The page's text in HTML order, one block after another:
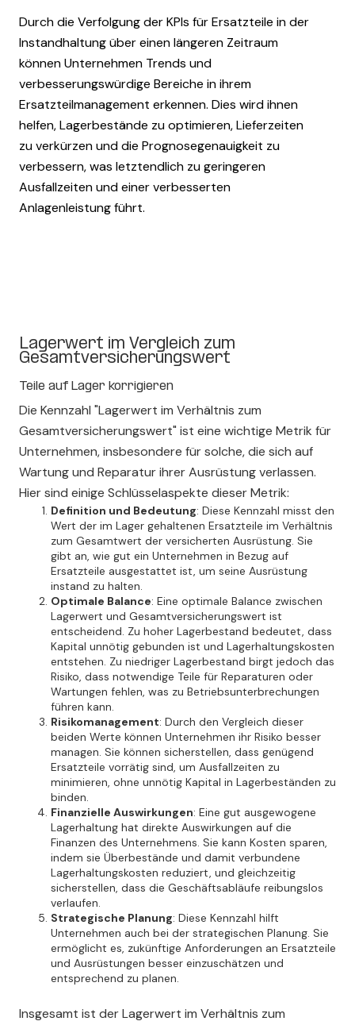
Durch die Verfolgung der KPIs für Ersatzteile in der
Instandhaltung über einen längeren Zeitraum
können Unternehmen Trends und
verbesserungswürdige Bereiche in ihrem
Ersatzteilmanagement erkennen. Dies wird ihnen
helfen, Lagerbestände zu optimieren, Lieferzeiten
zu verkürzen und die Prognosegenauigkeit zu
verbessern, was letztendlich zu geringeren
Ausfallzeiten und einer verbesserten
Anlagenleistung führt.
Lagerwert im Vergleich zum
Gesamtversicherungswert
Teile auf Lager korrigieren
Die Kennzahl "Lagerwert im Verhältnis zum
Gesamtversicherungswert" ist eine wichtige Metrik für
Unternehmen, insbesondere für solche, die sich auf
Wartung und Reparatur ihrer Ausrüstung verlassen.
Hier sind einige Schlüsselaspekte dieser Metrik:
Definition und Bedeutung: Diese Kennzahl misst den
Wert der im Lager gehaltenen Ersatzteile im Verhältnis
zum Gesamtwert der versicherten Ausrüstung. Sie
gibt an, wie gut ein Unternehmen in Bezug auf
Ersatzteile ausgestattet ist, um seine Ausrüstung
instand zu halten.
Optimale Balance: Eine optimale Balance zwischen
Lagerwert und Gesamtversicherungswert ist
entscheidend. Zu hoher Lagerbestand bedeutet, dass
Kapital unnötig gebunden ist und Lagerhaltungskosten
entstehen. Zu niedriger Lagerbestand birgt jedoch das
Risiko, dass notwendige Teile für Reparaturen oder
Wartungen fehlen, was zu Betriebsunterbrechungen
führen kann.
Risikomanagement: Durch den Vergleich dieser
beiden Werte können Unternehmen ihr Risiko besser
managen. Sie können sicherstellen, dass genügend
Ersatzteile vorrätig sind, um Ausfallzeiten zu
minimieren, ohne unnötig Kapital in Lagerbeständen zu
binden.
Finanzielle Auswirkungen: Eine gut ausgewogene
Lagerhaltung hat direkte Auswirkungen auf die
Finanzen des Unternehmens. Sie kann Kosten sparen,
indem sie Überbestände und damit verbundene
Lagerhaltungskosten reduziert, und gleichzeitig
sicherstellen, dass die Geschäftsabläufe reibungslos
verlaufen.
Strategische Planung: Diese Kennzahl hilft
Unternehmen auch bei der strategischen Planung. Sie
ermöglicht es, zukünftige Anforderungen an Ersatzteile
und Ausrüstungen besser einzuschätzen und
entsprechend zu planen.
Insgesamt ist der Lagerwert im Verhältnis zum